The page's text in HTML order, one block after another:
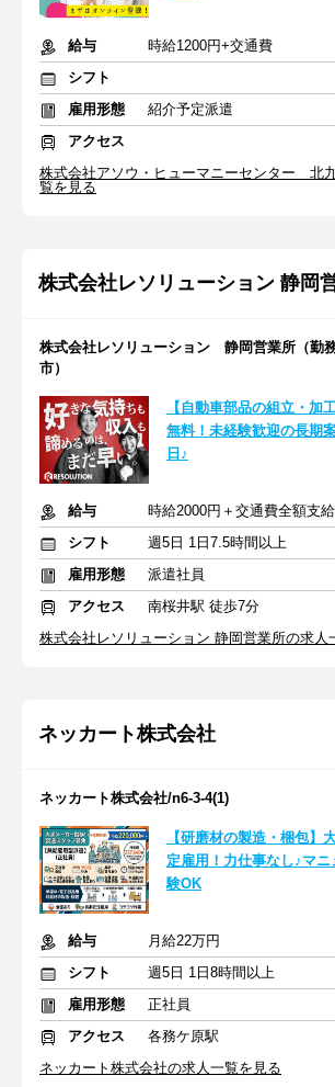
給与
時給1200円+交通費
シフト
雇用形態
紹介予定派遣
アクセス
株式会社アソウ・ヒューマニーセンター 北
覧を見る
株式会社レソリューション 静岡
株式会社レソリューション 静岡営業所（勤
市）
【自動車部品の組立・加
無料！未経験歓迎の長期
日♪
給与
時給2000円＋交通費全額支給
シフト
週5日 1日7.5時間以上
雇用形態
派遣社員
アクセス
南桜井駅 徒歩7分
株式会社レソリューション 静岡営業所の求人
ネッカート株式会社
ネッカート株式会社/n6-3-4(1)
【研磨材の製造・梱包】
定雇用！力仕事なし♪マ
験OK
給与
月給22万円
シフト
週5日 1日8時間以上
雇用形態
正社員
アクセス
各務ケ原駅
ネッカート株式会社の求人一覧を見る